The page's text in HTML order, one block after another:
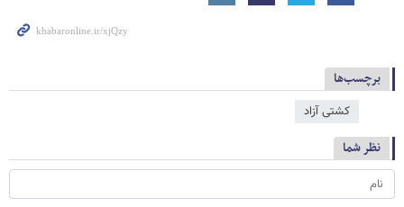
برچسب‌ها
کشتی آزاد
نظر شما